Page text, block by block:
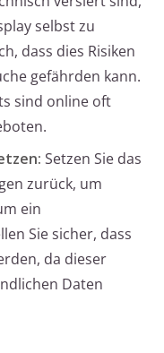
selbst zu
dass dies Risiken
gefährden kann.
sind online oft
Setzen Sie das
zurück, um
ein
Sie sicher, dass
da dieser
Daten